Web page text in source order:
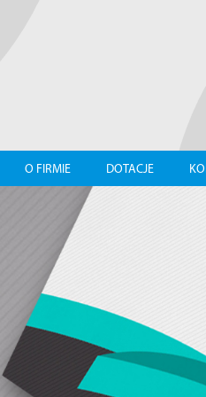
O FIRMIE DOTACJE